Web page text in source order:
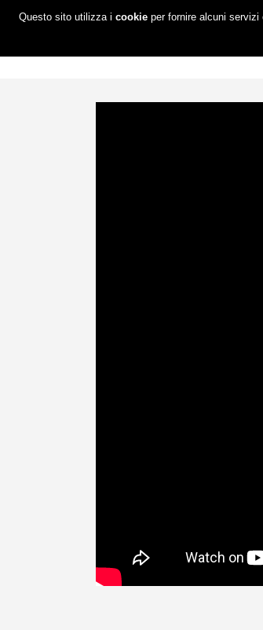
Questo sito utilizza i cookieper fornire alcuni servizi